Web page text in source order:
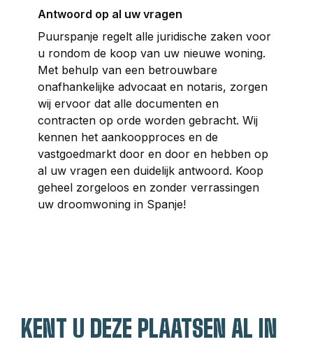
Antwoord op al uw vragen
Puurspanje regelt alle juridische zaken voor
u rondom de koop van uw nieuwe woning.
Met behulp van een betrouwbare
onafhankelijke advocaat en notaris, zorgen
wij ervoor dat alle documenten en
contracten op orde worden gebracht. Wij
kennen het aankoopproces en de
vastgoedmarkt door en door en hebben op
al uw vragen een duidelijk antwoord. Koop
geheel zorgeloos en zonder verrassingen
uw droomwoning in Spanje!
KENT U DEZE PLAATSEN AL IN